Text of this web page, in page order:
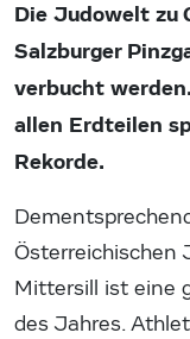
Die Judowelt zu
Salzburger
verbucht
allen Erdteilen
Rekorde.
Österreichischen
Mittersill ist eine
des Jahres.